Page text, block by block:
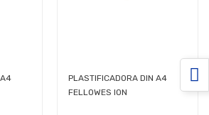
PLASTIFICADORA DIN A4
FELLOWES ION